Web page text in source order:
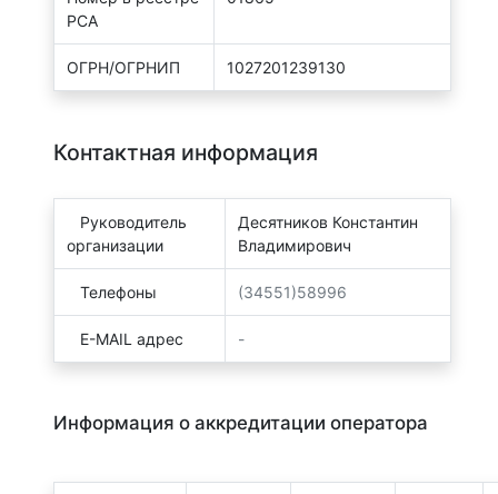
РСА
ОГРН/ОГРНИП 1027201239130
Контактная информация
Руководитель
организации
Десятников Константин
Владимирович
Телефоны (34551)58996
E-MAIL адрес -
Информация о аккредитации оператора